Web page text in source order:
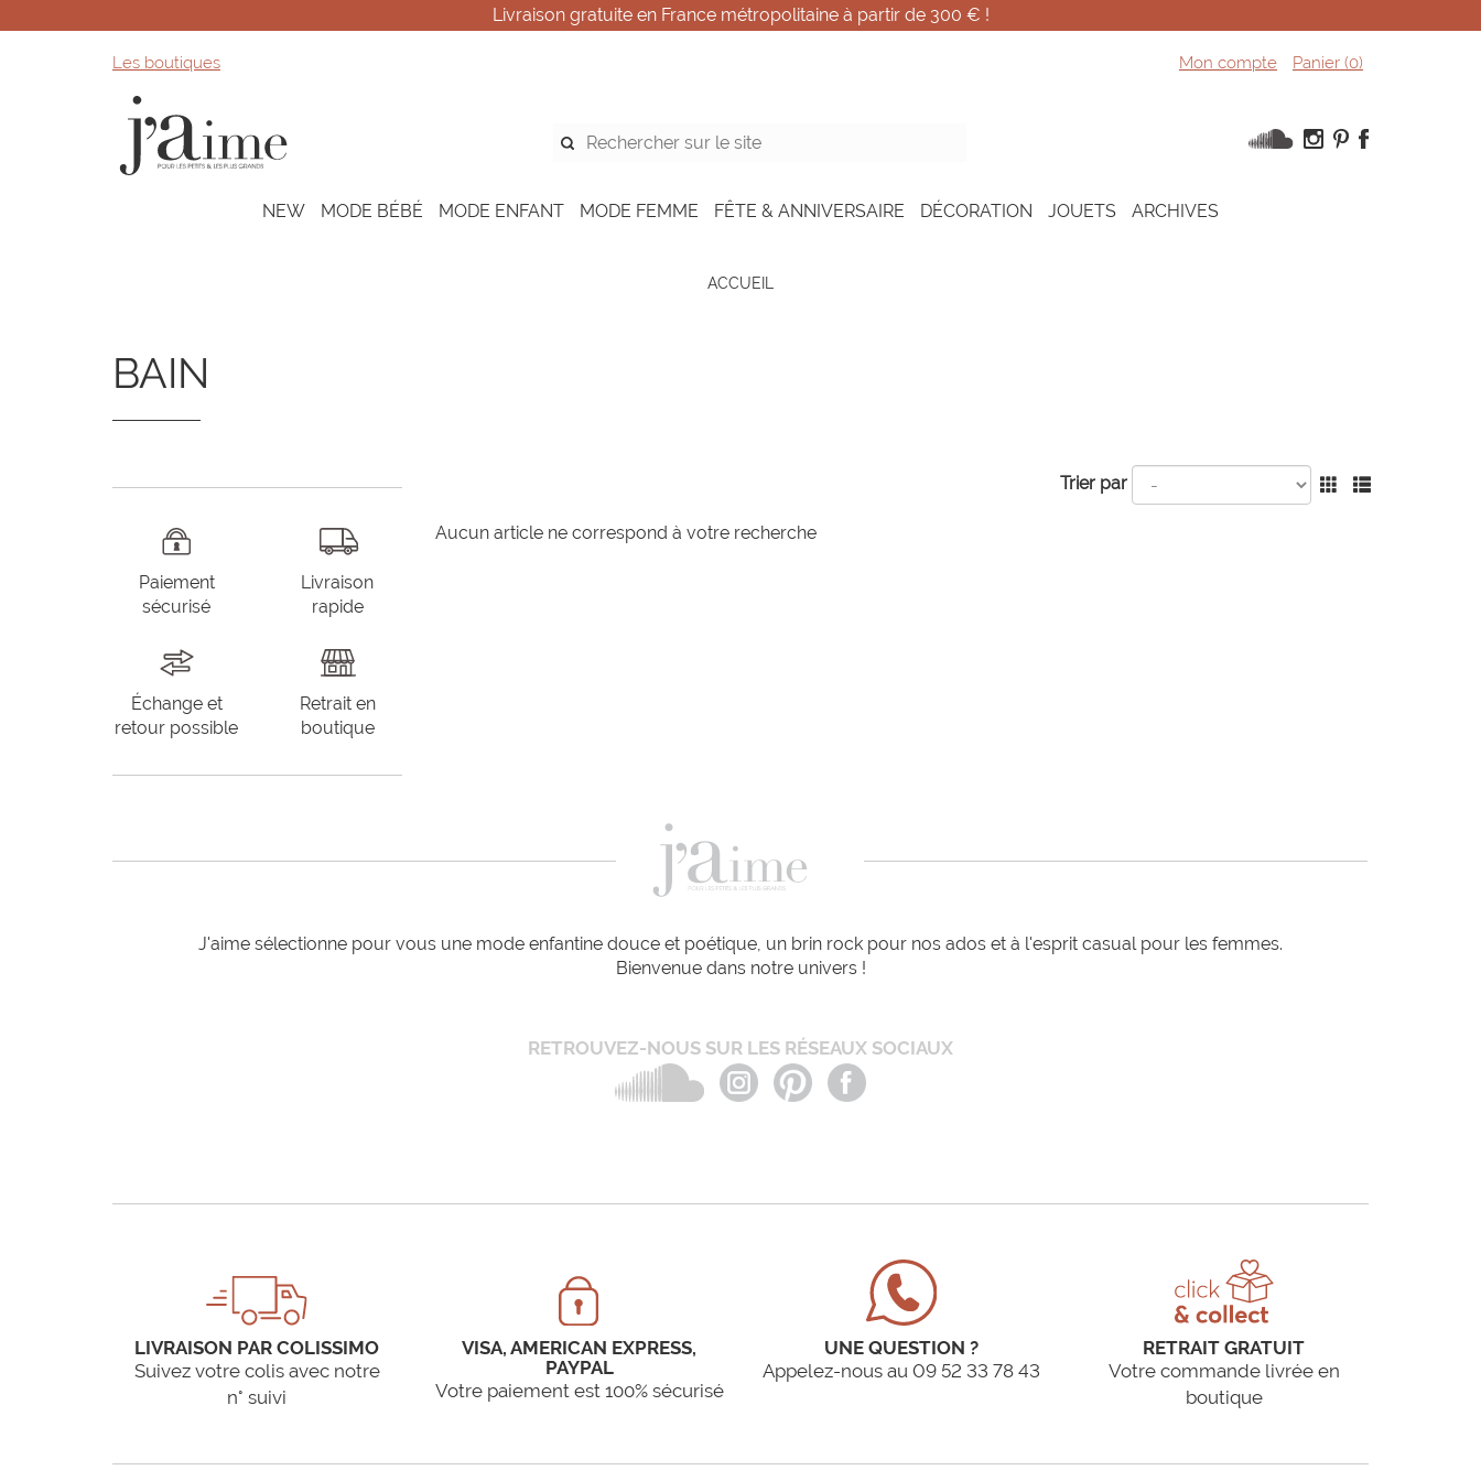
Livraison gratuite en France métropolitaine à partir de 300 € !
Les boutiques Mon compte Panier (0)
NEW MODE BÉBÉ MODE ENFANT MODE FEMME FÊTE & ANNIVERSAIRE DÉCORATION JOUETS ARCHIVES
ACCUEIL
BAIN
Paiement
sécurisé
Livraison
rapide
Échange et
retour possible
Retrait en
boutique
Trier par
Aucun article ne correspond à votre recherche
J'aime sélectionne pour vous une mode enfantine douce et poétique, un brin rock pour nos ados et à l'esprit casual pour les femmes.
Bienvenue dans notre univers !
RETROUVEZ-NOUS SUR LES RÉSEAUX SOCIAUX
LIVRAISON PAR COLISSIMO
Suivez votre colis avec notre
n° suivi
VISA, AMERICAN EXPRESS,
PAYPAL
Votre paiement est 100% sécurisé
UNE QUESTION ?
Appelez-nous au 09 52 33 78 43
RETRAIT GRATUIT
Votre commande livrée en
boutique